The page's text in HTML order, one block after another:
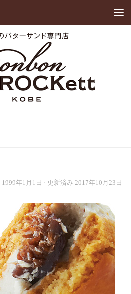
1999年1月1日 · 更新済み 2017年10月23日